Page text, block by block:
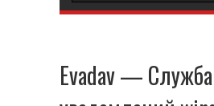
Evadav —